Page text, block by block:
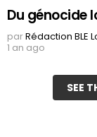
Du génocide
parRédaction BLE
1 an ago
SEE